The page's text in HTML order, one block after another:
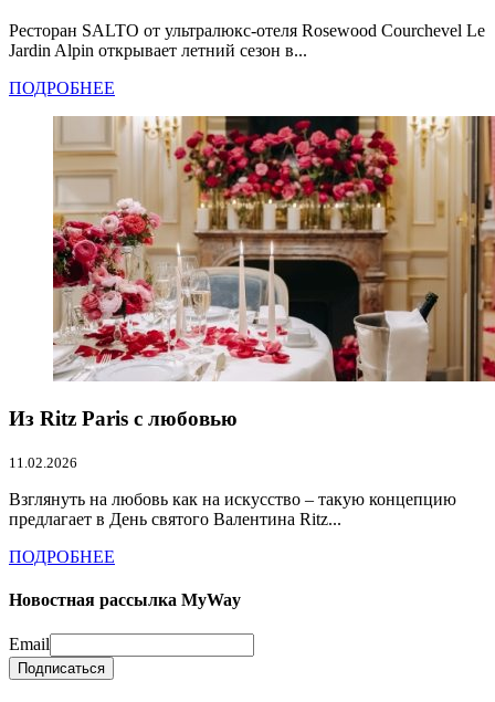
Ресторан SALTO от ультралюкс-отеля Rosewood Courchevel Le
Jardin Alpin открывает летний сезон в...
ПОДРОБНЕЕ
Из Ritz Paris с любовью
11.02.2026
Взглянуть на любовь как на искусство – такую концепцию
предлагает в День святого Валентина Ritz...
ПОДРОБНЕЕ
Новостная рассылка MyWay
Email